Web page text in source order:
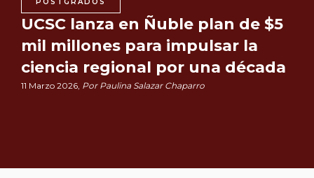
POSTGRADOS
UCSC lanza en Ñuble plan de $5
mil millones para impulsar la
ciencia regional por una década
11 Marzo 2026, Por Paulina Salazar Chaparro